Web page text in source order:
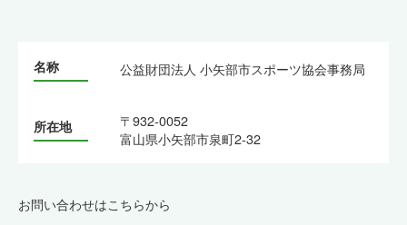
名称 公益財団法人 小矢部市スポーツ協会事務局
所在地
〒932-0052
富山県小矢部市泉町2-32
お問い合わせはこちらから